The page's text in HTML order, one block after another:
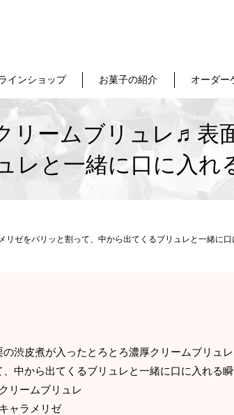
インショップ お菓子の紹介 オーダー
リームブリュレ♬ 表
レと一緒に 口に入
ゼをパリッと割って、 中から出てくるブリュレと一緒に
の渋皮煮が入ったとろとろ濃厚クリームブリュ
、中から出てくるブリュレと一緒に口に入れる
リームブリュレ
ャラメリゼ